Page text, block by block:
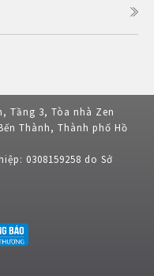
Tầng 3, Tòa nhà Zen
Thành, Thành phố Hồ
0308159258 do Sở